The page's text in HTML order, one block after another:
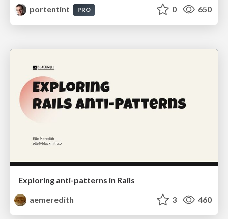
portentint
PRO 0 650
Exploring anti-patterns in Rails
aemeredith
3 460